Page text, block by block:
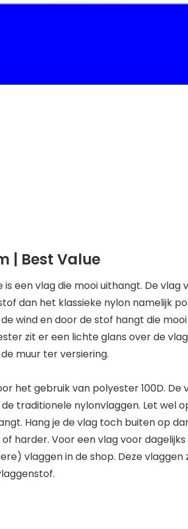
| Best Value
een vlag die mooi uithangt. De vlag
dan het klassieke nylon namelijk
wind en door de stof hangt die
zit er een lichte glans over de
muur ter versiering.
het gebruik van polyester 100D. De
traditionele nylonvlaggen. Let wel
Hang je de vlag toch buiten op
harder. Voor een vlag voor
vlaggen in de shop. Deze vlaggen